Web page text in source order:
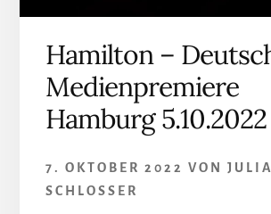
Hamilton –
Medienpremiere
Hamburg 5.10.2022
7. OKTOBER 2022 VON
SCHLOSSER